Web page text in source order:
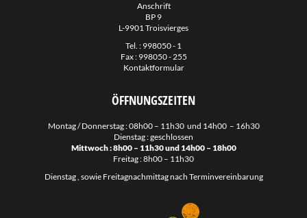
Anschrift
BP 9
L-9901 Troisvierges
Tel. : 998050 - 1
Fax : 998050 - 255
Kontaktformular
ÖFFNUNGSZEITEN
Montag / Donnerstag : 08h00 – 11h30 und 14h00 – 16h30
Dienstag : geschlossen
Mittwoch : 8h00 – 11h30 und 14h00 – 18h00
Freitag : 8h00 – 11h30
Dienstag , sowie Freitagnachmittag nach Terminvereinbarung